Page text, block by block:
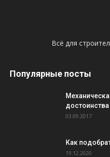
Всё для
Популярные посты
достоинства
03.09.2017
Как
19.12.2020